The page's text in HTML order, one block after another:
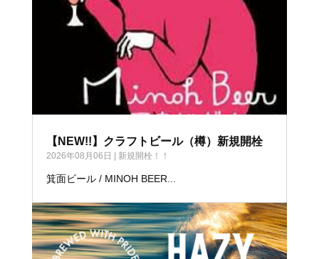
【NEW!!】クラフトビール（樽）新規開栓
2026年08月06日 | 新規開栓！！
箕面ビール / MINOH BEER...